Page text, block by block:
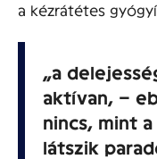
a kézrátétes
„a
aktívan, –
nincs, mint
látszik